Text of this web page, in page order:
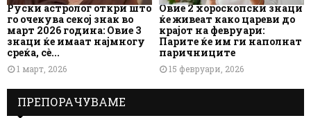
Руски астролог откри што
го очекува секој знак во
март 2026 година: Овие 3
знаци ќе имаат најмногу
среќа, сè...
1 март, 2026
Овие 2 хороскопски знаци
ќе живеат како цареви до
крајот на февруари:
Парите ќе им ги наполнат
паричниците
15 февруари, 2026
ПРЕПОРАЧУВАМЕ